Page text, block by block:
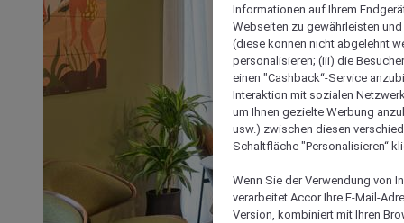
Informationen auf Ihrem
Webseiten zu gewährleisten
(diese können nicht abgelehnt
personalisieren; (iii) die
einen "Cashback“-Service
Interaktion mit sozialen
um Ihnen gezielte Werbung
usw.) zwischen diesen
Schaltfläche "Personalisieren“
Wenn Sie der Verwendung von
verarbeitet Accor Ihre E-Mail-
Version, kombiniert mit Ihren